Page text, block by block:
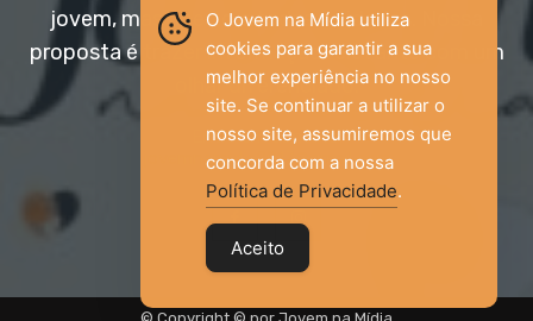
jovem, mas aberto a todas as idades. Nossa
proposta é trazer informação relevante com um
olhar diferenciado.
Entre em contato:
jovemnamidia2017@gmail.com
O Jovem na Mídia utiliza
cookies para garantir a sua
melhor experiência no nosso
site. Se continuar a utilizar o
nosso site, assumiremos que
concorda com a nossa
Política de Privacidade.
Aceito